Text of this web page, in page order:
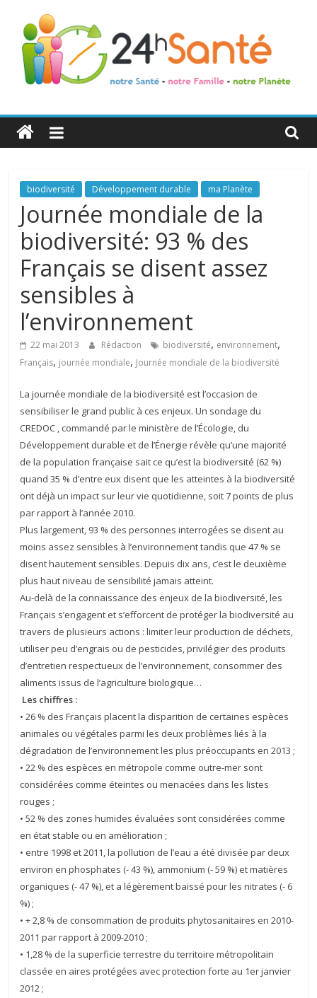
24h
Santé
La
santé
de
toute
famille
biodiversité Développement durable ma Planète
Journée mondiale de la
biodiversité: 93 % des
Français se disent assez
sensibles à
l’environnement
22 mai 2013 Rédaction biodiversité, environnement,
Français, journée mondiale, Journée mondiale de la biodiversité
La journée mondiale de la biodiversité est l’occasion de
sensibiliser le grand public à ces enjeux. Un sondage du
CREDOC , commandé par le ministère de l’Écologie, du
Développement durable et de l’Énergie révèle qu’une majorité
de la population française sait ce qu’est la biodiversité (62 %)
quand 35 % d’entre eux disent que les atteintes à la biodiversité
ont déjà un impact sur leur vie quotidienne, soit 7 points de plus
par rapport à l’année 2010.
Plus largement, 93 % des personnes interrogées se disent au
moins assez sensibles à l’environnement tandis que 47 % se
disent hautement sensibles. Depuis dix ans, c’est le deuxième
plus haut niveau de sensibilité jamais atteint.
Au-delà de la connaissance des enjeux de la biodiversité, les
Français s’engagent et s’efforcent de protéger la biodiversité au
travers de plusieurs actions : limiter leur production de déchets,
utiliser peu d’engrais ou de pesticides, privilégier des produits
d’entretien respectueux de l’environnement, consommer des
aliments issus de l’agriculture biologique…
Les chiffres :
• 26 % des Français placent la disparition de certaines espèces
animales ou végétales parmi les deux problèmes liés à la
dégradation de l’environnement les plus préoccupants en 2013 ;
• 22 % des espèces en métropole comme outre-mer sont
considérées comme éteintes ou menacées dans les listes
rouges ;
• 52 % des zones humides évaluées sont considérées comme
en état stable ou en amélioration ;
• entre 1998 et 2011, la pollution de l’eau a été divisée par deux
environ en phosphates (- 43 %), ammonium (- 59 %) et matières
organiques (- 47 %), et a légèrement baissé pour les nitrates (- 6
%) ;
• + 2,8 % de consommation de produits phytosanitaires en 2010-
2011 par rapport à 2009-2010 ;
• 1,28 % de la superficie terrestre du territoire métropolitain
classée en aires protégées avec protection forte au 1er janvier
2012 ;